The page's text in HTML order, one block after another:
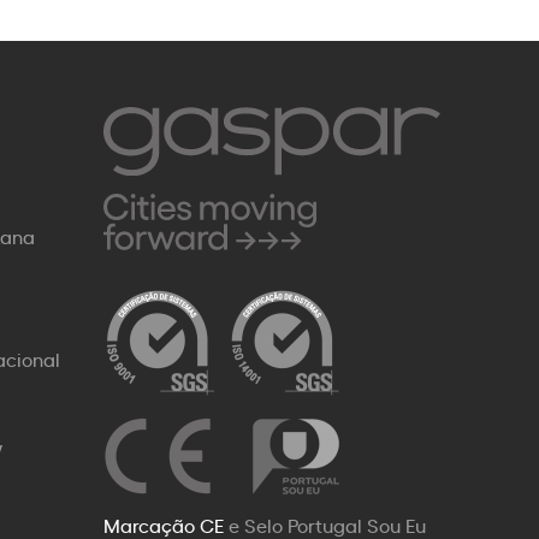
Marcação CEe Selo Portugal Sou Eu